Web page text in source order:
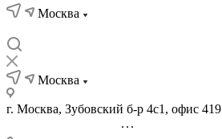
Москва
Москва
г. Москва, Зубовский б-р 4с1, офис 419
...